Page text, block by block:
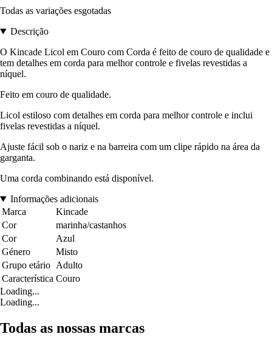
Todas as variações esgotadas
Descrição
O Kincade Licol em Couro com Corda é feito de couro de qualidade e
tem detalhes em corda para melhor controle e fivelas revestidas a
níquel.
Feito em couro de qualidade.
Licol estiloso com detalhes em corda para melhor controle e inclui
fivelas revestidas a níquel.
Ajuste fácil sob o nariz e na barreira com um clipe rápido na área da
garganta.
Uma corda combinando está disponível.
Informações adicionais
Marca
Kincade
Cor
marinha/castanhos
Cor
Azul
Género
Misto
Grupo etário Adulto
Característica Couro
Loading...
Loading...
Todas as nossas marcas